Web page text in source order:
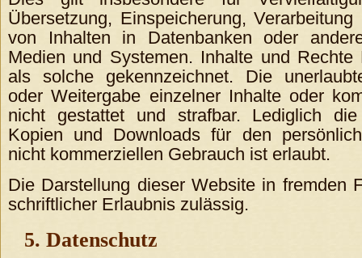
Übersetzung, Einspeicherung,
von Inhalten in Datenbanken oder
Medien und Systemen. Inhalte und Rechte
als solche gekennzeichnet. Die
oder Weitergabe einzelner Inhalte oder
nicht gestattet und strafbar. Lediglich
Kopien und Downloads für den
nicht kommerziellen Gebrauch ist erlaubt.
Die Darstellung dieser Website in fremden
schriftlicher Erlaubnis zulässig.
5. Datenschutz